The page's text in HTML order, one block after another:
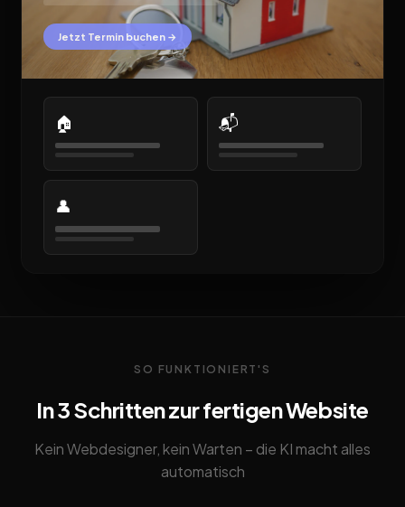
Jetzt Termin buchen →
🏠 📬
👤
SO FUNKTIONIERT'S
In 3 Schritten zur fertigen Website
Kein Webdesigner, kein Warten – die KI macht alles
automatisch